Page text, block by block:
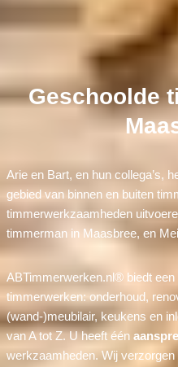
Geschoolde
Arie en Bart, en hun collega’s,
gebied van binnen en buiten
timmerwerkzaamheden
timmerman in Maasbree, en
ABTimmerwerken.nl® biedt
timmerwerken: onderhoud,
(wand-)meubilair, keukens en
van A tot Z. U heeft één
werkzaamheden. Wij